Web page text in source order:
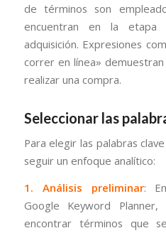
de términos son
encuentran en la
adquisición. Expresiones
correr en línea»
realizar una compra.
Seleccionar las
Para elegir las palabras
seguir un enfoque analítico:
1. Análisis preliminar:
Google Keyword
encontrar términos que